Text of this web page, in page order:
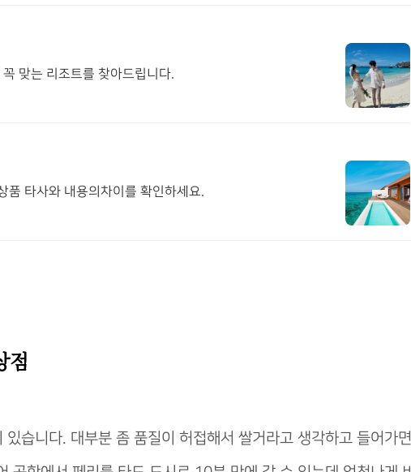
맞는 리조트를 찾아드립니다.
몰디브 전문여행사 투어민 단독판매 초특가 상품 타사와 내용의차이를 확인하세요.
점
습니다. 대부분 좀 품질이 허접해서 쌀거라고 생각하고 들어가면